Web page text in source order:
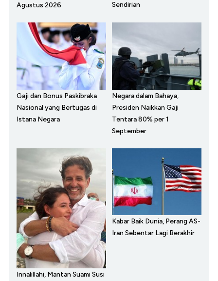
Agustus 2026
Sendirian
Gaji dan Bonus Paskibraka
Nasional yang Bertugas di
Istana Negara
Negara dalam Bahaya,
Presiden Naikkan Gaji
Tentara 80% per 1
September
Innalillahi, Mantan Suami Susi
Kabar Baik Dunia, Perang AS-
Iran Sebentar Lagi Berakhir